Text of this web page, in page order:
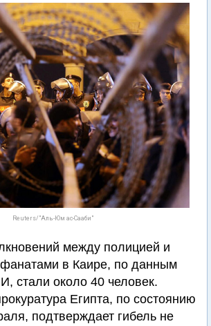
Reuters/"Аль-Юм ас-Сааби"
между полицией и
в Каире, по данным
стали около 40 человек.
Египта, по состоянию
подтверждает гибель не